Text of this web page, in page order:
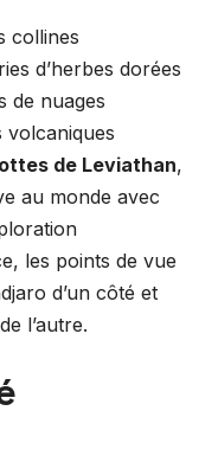
collines
d’herbes dorées
de nuages
volcaniques
de Leviathan,
au monde avec
les points de vue
d’un côté et
l’autre.